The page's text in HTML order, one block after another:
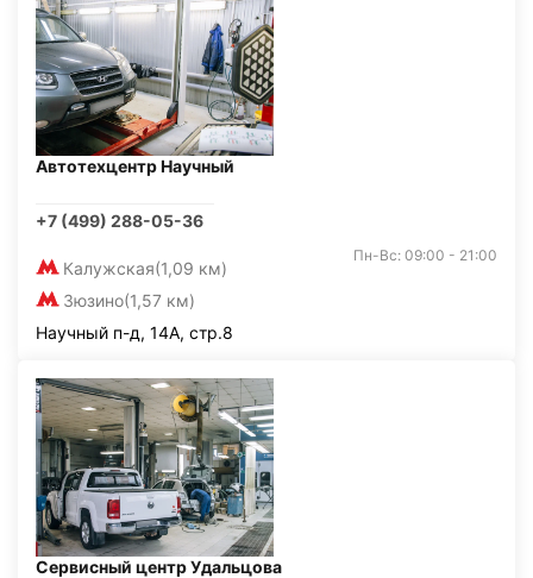
Автотехцентр Научный
+7 (499) 288-05-36
Калужская(1,09 км)
Зюзино(1,57 км)
Пн-Вс: 09:00 - 21:00
Научный п-д, 14А, стр.8
Сервисный центр Удальцова